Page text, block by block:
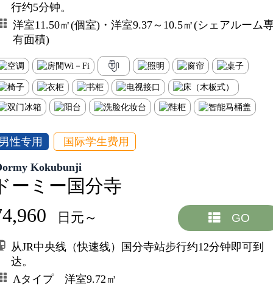
行约5分钟。
洋室11.50㎡(個室)・洋室9.37～10.5㎡(シェアルーム
有面積)
性专用 国际学生费用
Kokubunji
ーミー国分寺
日元～ GO
从JR中央线（快速线）国分寺站步行约12分钟即可到
达。
Aタイプ 洋室9.72㎡